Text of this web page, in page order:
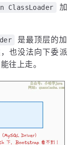
ClassLoader
加
是最顶层的加
也没法向下委派
往上走。